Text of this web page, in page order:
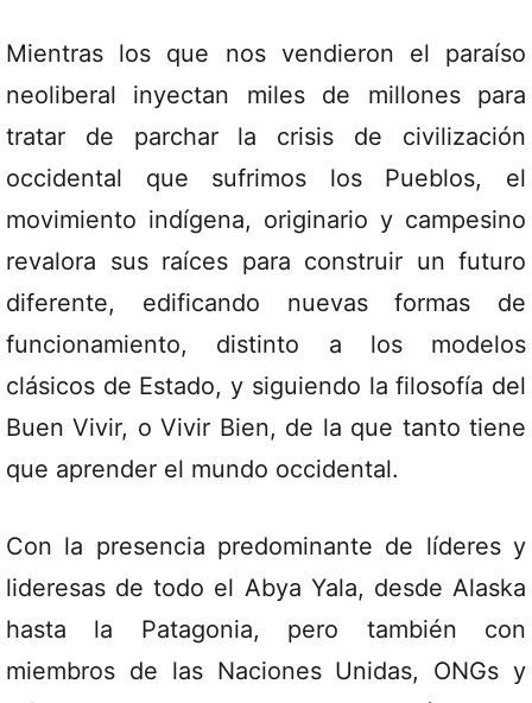
Mientras los que nos vendieron el paraíso
neoliberal inyectan miles de millones para
tratar de parchar la crisis de civilización
occidental que sufrimos los Pueblos, el
movimiento indígena, originario y campesino
revalora sus raíces para construir un futuro
diferente, edificando nuevas formas de
funcionamiento, distinto a los modelos
clásicos de Estado, y siguiendo la filosofía del
Buen Vivir, o Vivir Bien, de la que tanto tiene
que aprender el mundo occidental.
Con la presencia predominante de líderes y
lideresas de todo el Abya Yala, desde Alaska
hasta la Patagonia, pero también con
miembros de las Naciones Unidas, ONGs y